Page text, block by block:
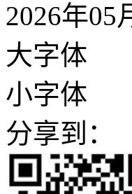
2026年
大字体
小字体
分享到：